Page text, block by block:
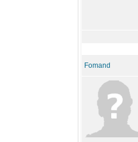
Fomand